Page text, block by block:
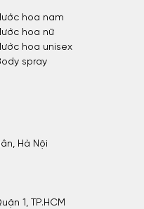
hoa nam
hoa nữ
hoa unisex
spray
Hà Nội
1, TP.HCM